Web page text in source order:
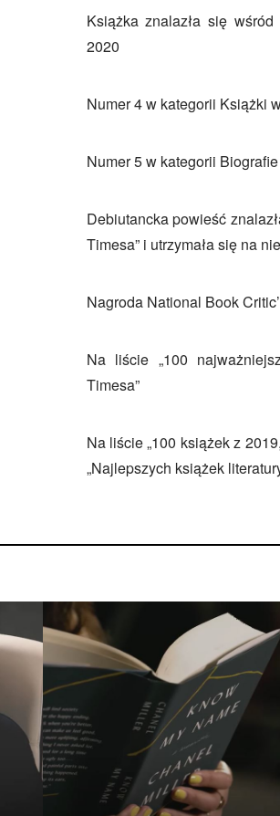
Książka znalazła się
2020
Numer 4 w kategorii Książki
Numer 5 w kategorii
Debiutancka powieść
Timesa” i utrzymała się na
Nagroda National Book
Na liście „100
Timesa”
Na liście „100 książek z
„Najlepszych książek